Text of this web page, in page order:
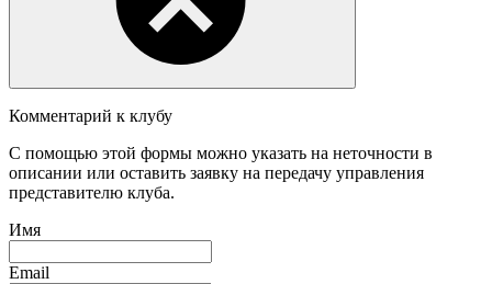
Комментарий к клубу
С помощью этой формы можно указать на неточности в
описании или оставить заявку на передачу управления
представителю клуба.
Имя
Email